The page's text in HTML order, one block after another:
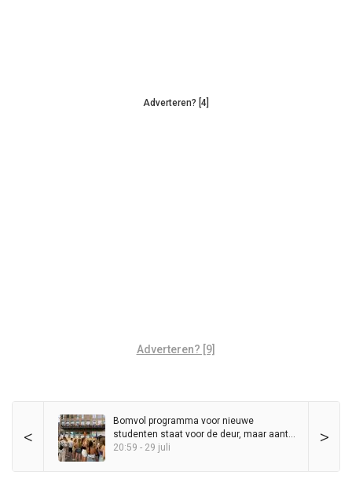
Adverteren? [4]
Adverteren? [9]
< >
Bomvol programma voor nieuwe
studenten staat voor de deur, maar aantal
KEI-lopers daalt al jaren
20:59 - 29 juli